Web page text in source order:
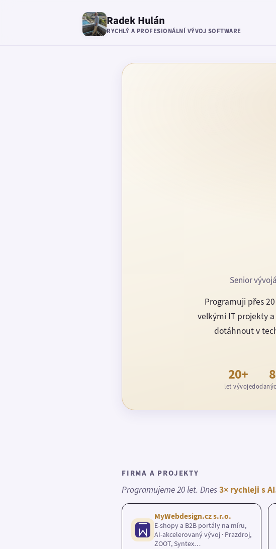
Radek Hulán
RYCHLÝ A PROFESIONÁLNÍ VÝVOJ SOFTWARE
Senior
Programuji přes
velkými IT projekty a
dotáhnout v
20+
let vývoje
FIRMA A PROJEKTY
Programujeme 20 let. Dnes3× rychleji s
MyWebdesign.cz s.r.o.
E-shopy a B2B portály na míru,
AI-akcelerovaný vývoj · Prazdroj,
ZOOT, Syntex…